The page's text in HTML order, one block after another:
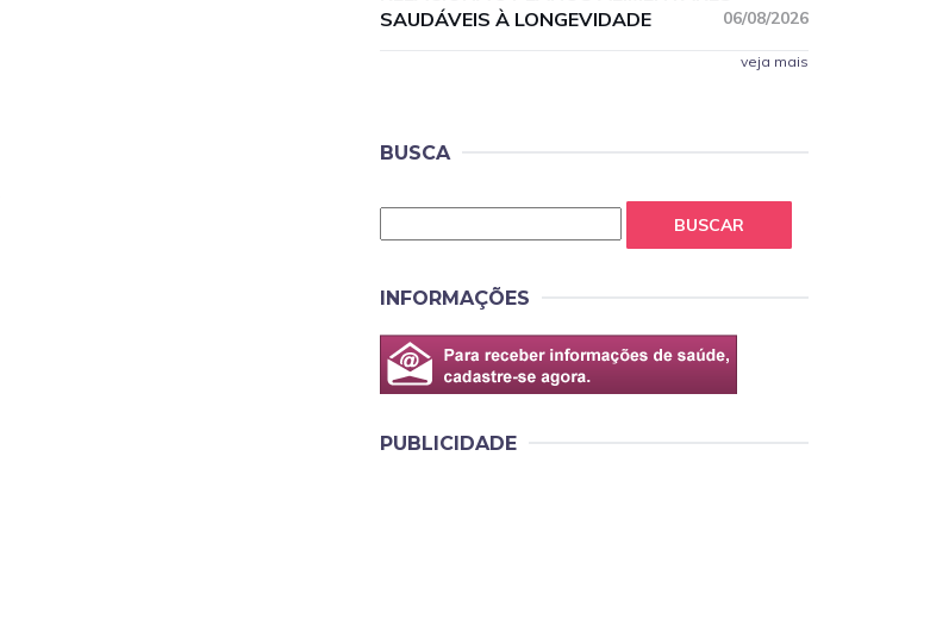
SAUDÁVEIS À LONGEVIDADE
06/08/2026
veja mais
BUSCA
BUSCAR
INFORMAÇÕES
PUBLICIDADE